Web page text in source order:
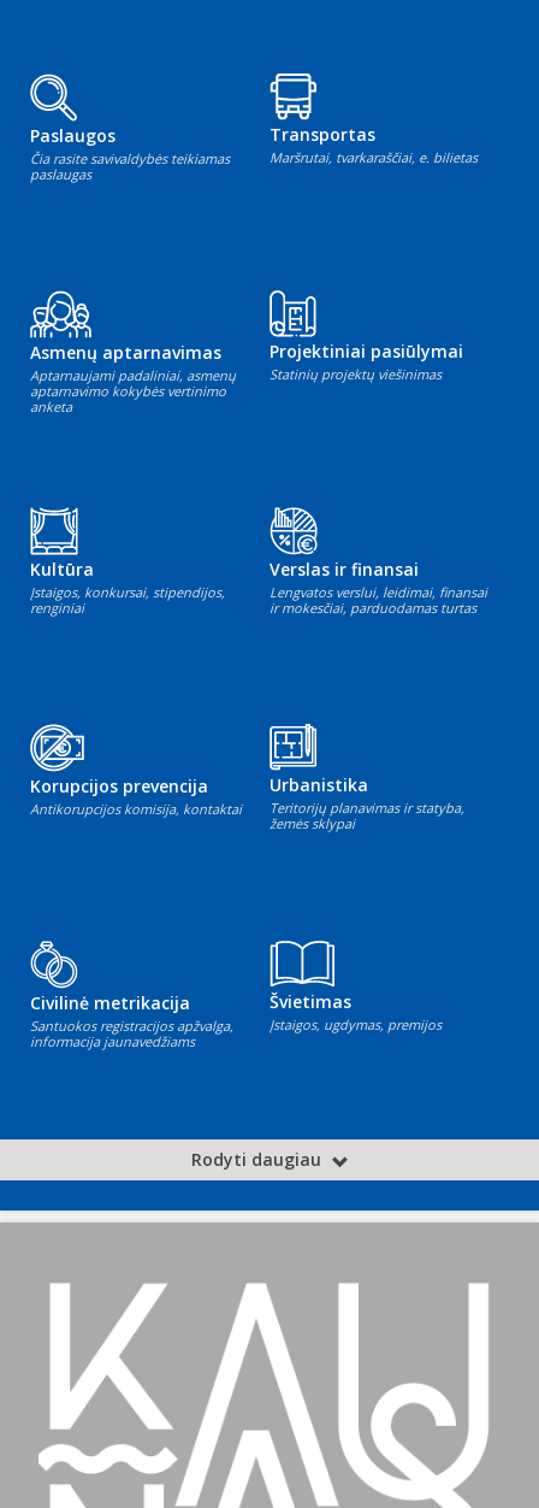
Paslaugos
Čia rasite savivaldybės teikiamas
paslaugas
Transportas
Maršrutai, tvarkaraščiai, e. bilietas
Asmenų aptarnavimas
Aptarnaujami padaliniai, asmenų
aptarnavimo kokybės vertinimo
anketa
Projektiniai pasiūlymai
Statinių projektų viešinimas
Kultūra
Įstaigos, konkursai, stipendijos,
renginiai
Verslas ir finansai
Lengvatos verslui, leidimai, finansai
ir mokesčiai, parduodamas turtas
Korupcijos prevencija
Antikorupcijos komisija, kontaktai
Urbanistika
Teritorijų planavimas ir statyba,
žemės sklypai
Civilinė metrikacija
Santuokos registracijos apžvalga,
informacija jaunavedžiams
Švietimas
Įstaigos, ugdymas, premijos
Rodyti daugiau